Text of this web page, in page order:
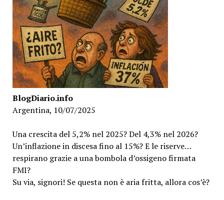
BlogDiario.info
Argentina, 10/07/2025
Una crescita del 5,2% nel 2025? Del 4,3% nel 2026?
Un’inflazione in discesa fino al 15%? E le riserve…
respirano grazie a una bombola d’ossigeno firmata
FMI?
Su via, signori! Se questa non è aria fritta, allora cos’è?